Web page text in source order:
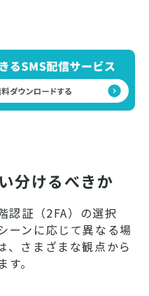
分けるべきか
認証（2FA）の選択
ーンに応じて異なる場
、さまざまな観点から
。